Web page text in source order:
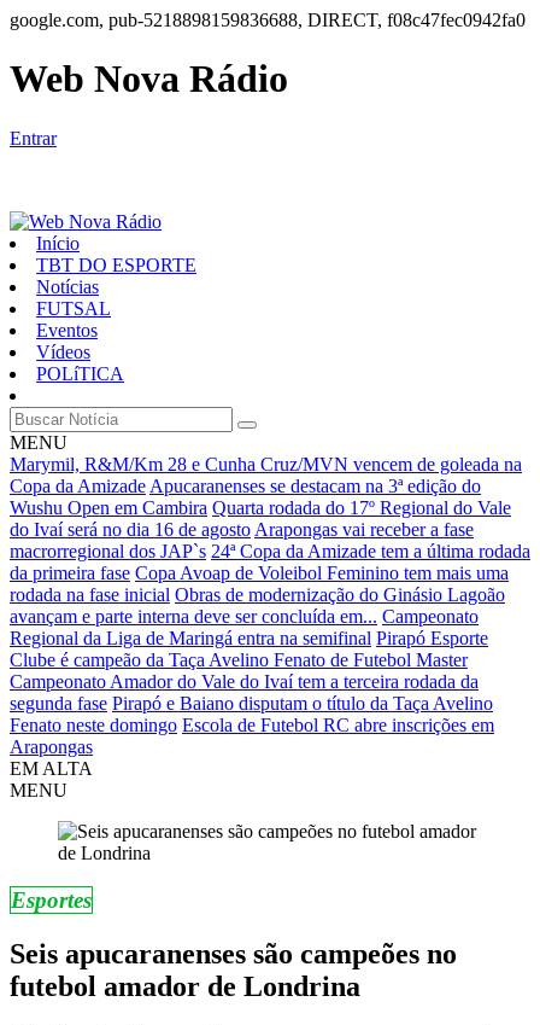
google.com, pub-5218898159836688, DIRECT, f08c47fec0942fa0
Web Nova Rádio
Entrar
Início
TBT DO ESPORTE
Notícias
FUTSAL
Eventos
Vídeos
POLíTICA
MENU
Marymil, R&M/Km 28 e Cunha Cruz/MVN vencem de goleada na
Copa da Amizade Apucaranenses se destacam na 3ª edição do
Wushu Open em Cambira Quarta rodada do 17º Regional do Vale
do Ivaí será no dia 16 de agosto Arapongas vai receber a fase
macrorregional dos JAP`s 24ª Copa da Amizade tem a última rodada
da primeira fase Copa Avoap de Voleibol Feminino tem mais uma
rodada na fase inicial Obras de modernização do Ginásio Lagoão
avançam e parte interna deve ser concluída em... Campeonato
Regional da Liga de Maringá entra na semifinal Pirapó Esporte
Clube é campeão da Taça Avelino Fenato de Futebol Master
Campeonato Amador do Vale do Ivaí tem a terceira rodada da
segunda fase Pirapó e Baiano disputam o título da Taça Avelino
Fenato neste domingo Escola de Futebol RC abre inscrições em
Arapongas
EM ALTA
MENU
Esportes
Seis apucaranenses são campeões no
futebol amador de Londrina